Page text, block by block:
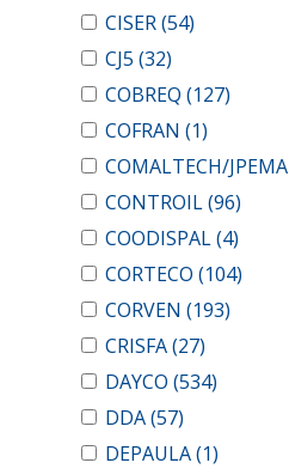
CISER(54)
CJ5 (32)
COBREQ (127)
COFRAN (1)
COMALTECH/JPEMA
CONTROIL(96)
COODISPAL(4)
CORTECO (104)
CORVEN (193)
CRISFA(27)
DAYCO (534)
DDA(57)
DEPAULA(1)